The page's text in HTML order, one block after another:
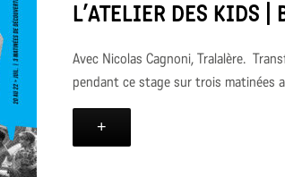
L’ATELIER DES KIDS |
Avec Nicolas Cagnoni, Tralalère.
pendant ce stage sur trois matinées
+